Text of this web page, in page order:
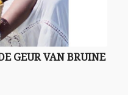
GEUR VAN BRUINE